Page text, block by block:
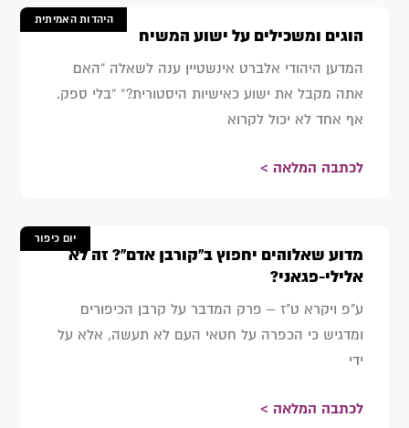
היהדות האמיתית
הוגים ומשכילים על ישוע המשיח
המדען היהודי אלברט אינשטיין ענה לשאלה “האם
אתה מקבל את ישוע כאישיות היסטורית?” “בלי ספק.
אף אחד לא יכול לקרוא
לכתבה המלאה >
יום כיפור
מדוע שאלוהים יחפוץ ב"קורבן אדם"? זה לא
אלילי-פגאני?
ע"פ ויקרא ט"ז – פרק המדבר על קרבן הכיפורים
ומדגיש כי הכפרה על חטאי העם לא תעשה, אלא על
ידי
לכתבה המלאה >